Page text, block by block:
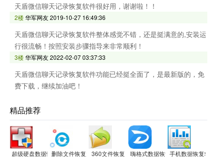
天盾微信聊天记录恢复软件很好用，谢谢啦！！
2楼华军网友2019-10-27 16:49:36
天盾微信聊天记录恢复软件整体感觉不错，还是挺满意的,安装运
行很流畅！按照安装步骤指导来非常顺利！
3楼华军网友2022-02-07 03:37:33
天盾微信聊天记录恢复软件功能已经挺全面了，是最新版的，免
费下载，继续加油吧！
精品推荐
超级硬盘数据恢复软件删除文件恢复大师软件
360文件恢复 嗨格式数据恢复大师手机数据恢复软件